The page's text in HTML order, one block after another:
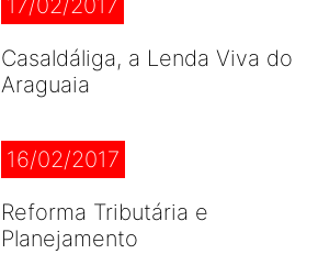
17/02/2017
Casaldáliga, a Lenda Viva do
Araguaia
16/02/2017
Reforma Tributária e
Planejamento